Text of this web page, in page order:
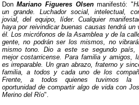
DonMariano Figueres Olsenmanifestó: "
un grande. Luchador social, intelectual,
jovial, del equipo, líder. Cualquier
haya por reivindicar buenas causas tendrá un
él. Los micrófonos de la Asamblea y de la
gente, no podrán ser los mismos, no
mismo tono. Dio a este se segundo país,
mejor costarricense. Para familia y amigos,
es irreparable. Un gran abrazo, fraterno y
familia, a todos y cada uno de los
Frente, a todos quienes tuvimos la
oportunidad de compartir algo de vida con
Merino del Río".